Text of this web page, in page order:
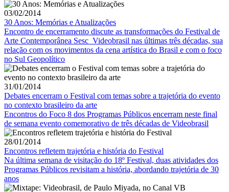
03/02/2014
30 Anos: Memórias e Atualizações
Encontro de encerramento discute as transformações do Festival de
Arte Contemporânea Sesc_Videobrasil nas últimas três décadas, sua
relação com os movimentos da cena artística do Brasil e com o foco
no Sul Geopolítico
31/01/2014
Debates encerram o Festival com temas sobre a trajetória do evento
no contexto brasileiro da arte
Encontros do Foco 8 dos Programas Públicos encerram neste final
de semana evento comemorativo de três décadas de Videobrasil
28/01/2014
Encontros refletem trajetória e história do Festival
Na última semana de visitação do 18º Festival, duas atividades dos
Programas Públicos revisitam a história, abordando trajetória de 30
anos